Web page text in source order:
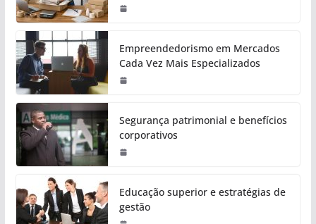
Empreendedorismo em Mercados
Cada Vez Mais Especializados
Segurança patrimonial e benefícios
corporativos
Educação superior e estratégias de
gestão